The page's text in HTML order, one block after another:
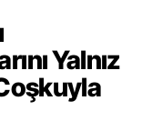
Yalnız